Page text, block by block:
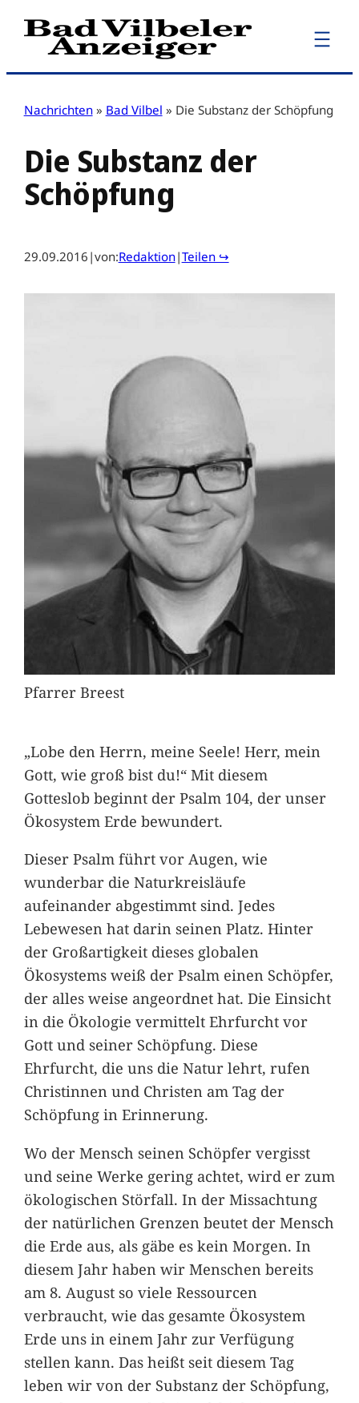
Zum
Inhalt
Nachrichten » Bad Vilbel » Die Substanz der Schöpfung
Die Substanz der
Schöpfung
29.09.2016 |von:Redaktion|Teilen ↪
Pfarrer Breest
„Lobe den Herrn, meine Seele! Herr, mein
Gott, wie groß bist du!“ Mit diesem
Gotteslob beginnt der Psalm 104, der unser
Ökosystem Erde bewundert.
Dieser Psalm führt vor Augen, wie
wunderbar die Naturkreisläufe
aufeinander abgestimmt sind. Jedes
Lebewesen hat darin seinen Platz. Hinter
der Großartigkeit dieses globalen
Ökosystems weiß der Psalm einen Schöpfer,
der alles weise angeordnet hat. Die Einsicht
in die Ökologie vermittelt Ehrfurcht vor
Gott und seiner Schöpfung. Diese
Ehrfurcht, die uns die Natur lehrt, rufen
Christinnen und Christen am Tag der
Schöpfung in Erinnerung.
Wo der Mensch seinen Schöpfer vergisst
und seine Werke gering achtet, wird er zum
ökologischen Störfall. In der Missachtung
der natürlichen Grenzen beutet der Mensch
die Erde aus, als gäbe es kein Morgen. In
diesem Jahr haben wir Menschen bereits
am 8. August so viele Ressourcen
verbraucht, wie das gesamte Ökosystem
Erde uns in einem Jahr zur Verfügung
stellen kann. Das heißt seit diesem Tag
leben wir von der Substanz der Schöpfung,